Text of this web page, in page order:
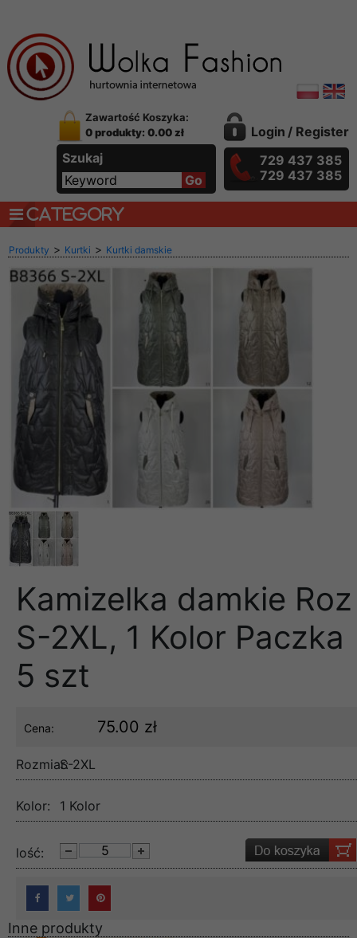
Zawartość Koszyka:
0 produkty: 0.00 zł
Szukaj
Login / Register
729 437 385
729 437 385
CATEGORY
Produkty > Kurtki > Kurtki damskie
Kamizelka damkie Roz
S-2XL, 1 Kolor Paczka
5 szt
Cena: 75.00 zł
Rozmiar:S-2XL
Kolor: 1 Kolor
lość:
Inne produkty